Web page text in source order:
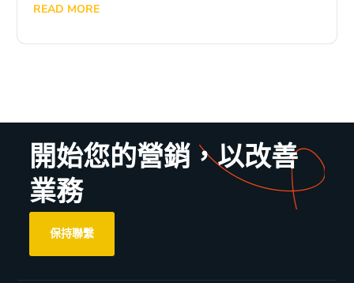
READ MORE
開始您的營銷，以改善
業務
保持聯繫